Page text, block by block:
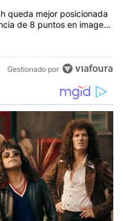
desestabilizar el poder
lograr adeptos
para las elecciones del
ya mostraban las
no podemos pensar que
todo lo sucedido
hechos de diversa
a esta película que
personales para torcer
en su comunicado
y le pidió que cuide
pensar? Acaso
comer el sapo a todo el
de mentiras y de
y tengamos
"Encuesta: Patricia
queda mejor posicionada
de 8 puntos en imagen
Gestionado por